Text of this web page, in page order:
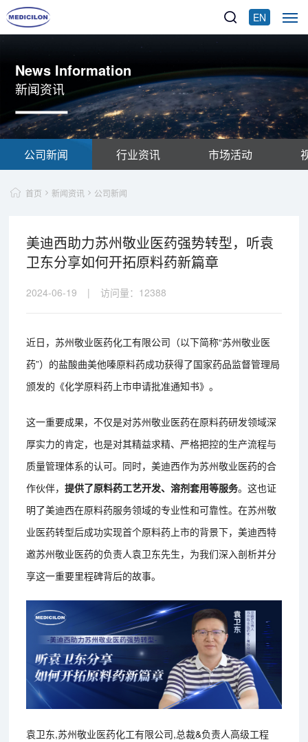
EN
News Information
新闻资讯
公司新闻 行业资讯 市场活动
首页 新闻资讯 公司新闻
美迪西助力苏州敬业医药强势转型，听袁
卫东分享如何开拓原料药新篇章
2024-06-19 | 访问量： 12388
近日，苏州敬业医药化工有限公司（以下简称“苏州敬业医
药”）的盐酸曲美他嗪原料药成功获得了国家药品监督管理局
颁发的《化学原料药上市申请批准通知书》。
这一重要成果，不仅是对苏州敬业医药在原料药研发领域深
厚实力的肯定，也是对其精益求精、严格把控的生产流程与
质量管理体系的认可。同时，美迪西作为苏州敬业医药的合
作伙伴，提供了原料药工艺开发、溶剂套用等服务。这也证
明了美迪西在原料药服务领域的专业性和可靠性。在苏州敬
业医药转型后成功实现首个原料药上市的背景下，美迪西特
邀苏州敬业医药的负责人袁卫东先生，为我们深入剖析并分
享这一重要里程碑背后的故事。
袁卫东,苏州敬业医药化工有限公司,总裁&负责人高级工程